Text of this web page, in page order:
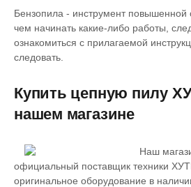
Бензопила - инструмент повышенной
чем начинать какие-либо работы,
ознакомиться с прилагаемой
следовать.
Купить цепную пилу
нашем магазине
Наш
официальный поставщик техники
оригинальное оборудование в